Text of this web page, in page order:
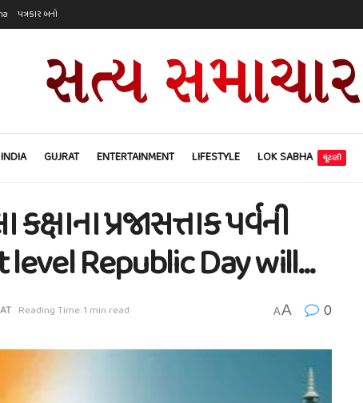
પત્રકાર બનો
INDIA GUJRAT ENTERTAINMENT LIFESTYLE LOK SABHA ચૂંટણી
પ્રજાસત્તાક પર્વની
Republic Day will…
Reading Time: 1 min read AA 0